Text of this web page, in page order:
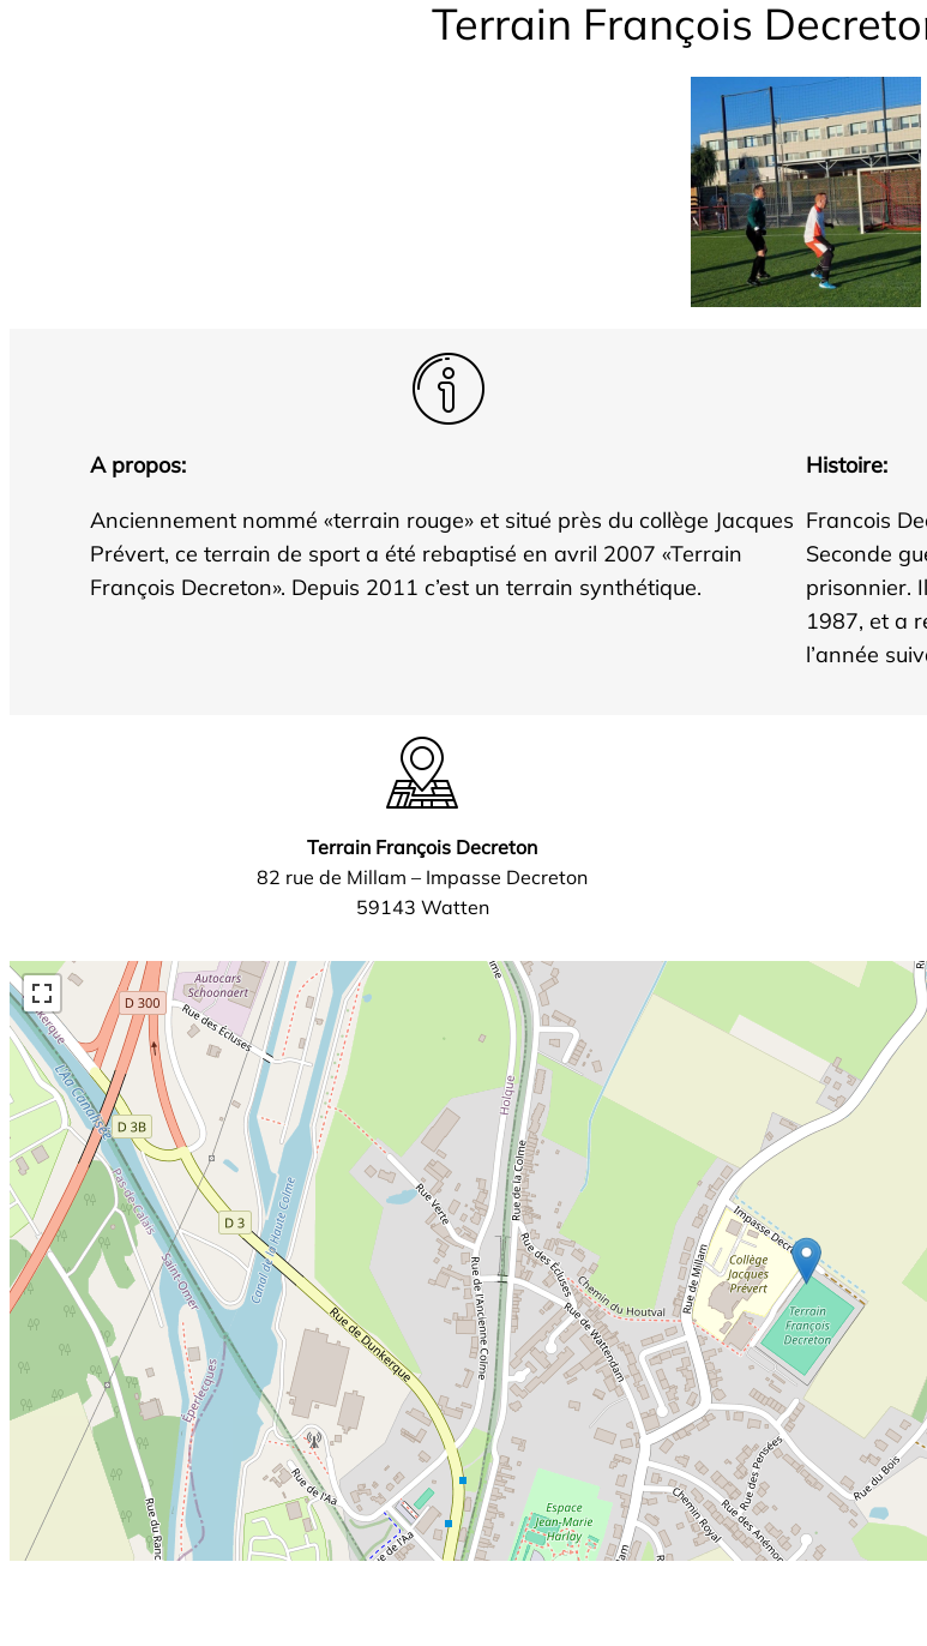
Terrain François
A propos:
Anciennement nommé «terrain rouge» et situé près du collège Jacques
Prévert, ce terrain de sport a été rebaptisé en avril 2007 «Terrain
François Decreton». Depuis 2011 c’est un terrain synthétique.
Histoire:
Francois
Seconde
prisonnier.
1987, et a
l’année
Terrain François Decreton
82 rue de Millam – Impasse Decreton
59143 Watten